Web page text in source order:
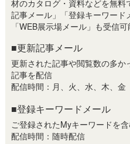
材のカタログ・資料などを無
記事メール」「登録キーワード
「WEB展示場メール」も受信可
■更新記事メール
更新された記事や閲覧数の多
記事を配信
配信時間：月、火、水、木、金
■登録キーワードメール
ご登録されたMyキーワードを
配信時間：随時配信